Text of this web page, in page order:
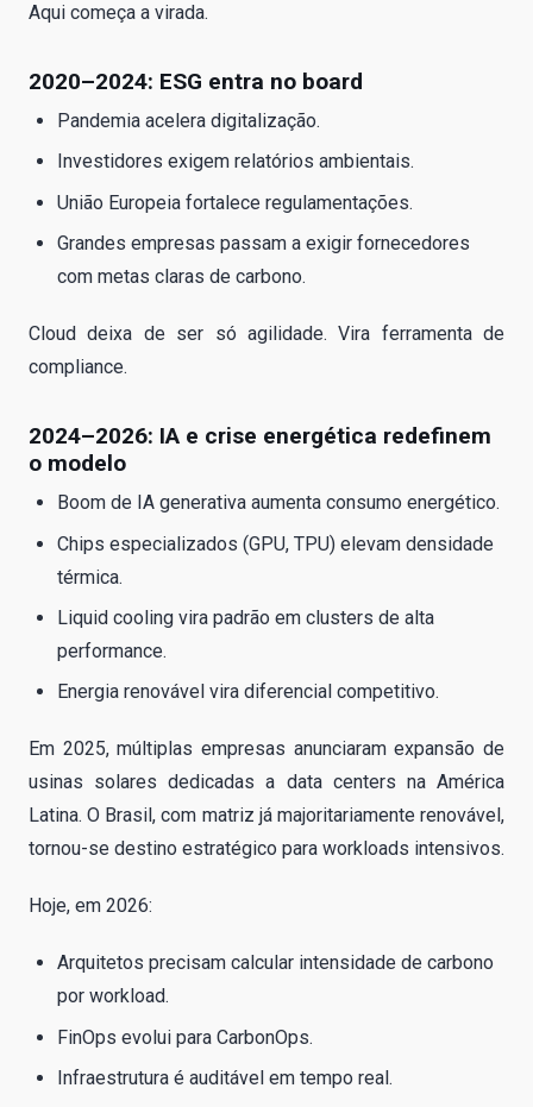
Aqui começa a virada.
2020–2024: ESG entra no board
Pandemia acelera digitalização.
Investidores exigem relatórios ambientais.
União Europeia fortalece regulamentações.
Grandes empresas passam a exigir fornecedores
com metas claras de carbono.
Cloud deixa de ser só agilidade. Vira ferramenta de
compliance.
2024–2026: IA e crise energética redefinem
o modelo
Boom de IA generativa aumenta consumo energético.
Chips especializados (GPU, TPU) elevam densidade
térmica.
Liquid cooling vira padrão em clusters de alta
performance.
Energia renovável vira diferencial competitivo.
Em 2025, múltiplas empresas anunciaram expansão de
usinas solares dedicadas a data centers na América
Latina. O Brasil, com matriz já majoritariamente renovável,
tornou-se destino estratégico para workloads intensivos.
Hoje, em 2026:
Arquitetos precisam calcular intensidade de carbono
por workload.
FinOps evolui para CarbonOps.
Infraestrutura é auditável em tempo real.